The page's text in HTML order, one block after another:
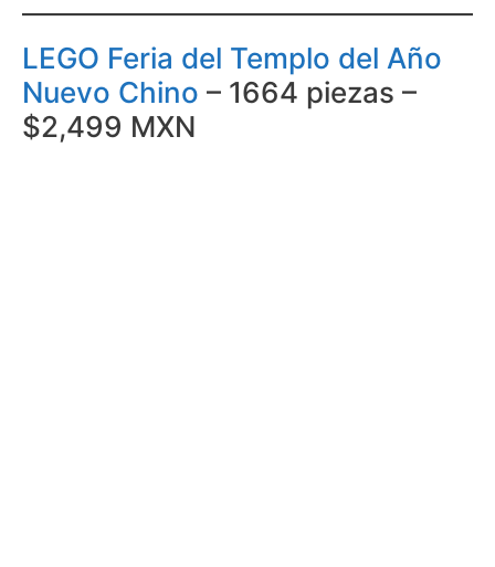
LEGO Feria del Templo del Año
Nuevo Chino – 1664 piezas –
$2,499 MXN